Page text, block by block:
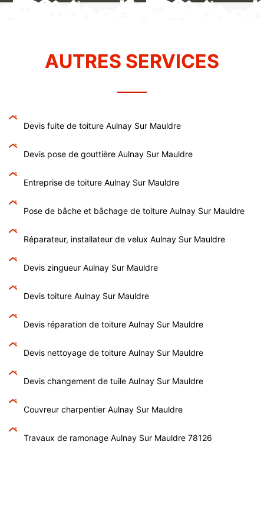
AUTRES SERVICES
Devis fuite de toiture Aulnay Sur Mauldre
Devis pose de gouttière Aulnay Sur Mauldre
Entreprise de toiture Aulnay Sur Mauldre
Pose de bâche et bâchage de toiture Aulnay Sur Mauldre
Réparateur, installateur de velux Aulnay Sur Mauldre
Devis zingueur Aulnay Sur Mauldre
Devis toiture Aulnay Sur Mauldre
Devis réparation de toiture Aulnay Sur Mauldre
Devis nettoyage de toiture Aulnay Sur Mauldre
Devis changement de tuile Aulnay Sur Mauldre
Couvreur charpentier Aulnay Sur Mauldre
Travaux de ramonage Aulnay Sur Mauldre 78126